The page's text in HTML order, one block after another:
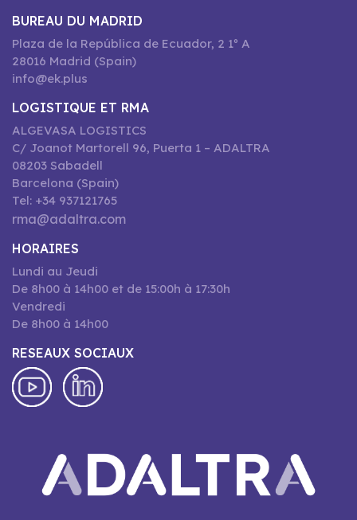
BUREAU DU MADRID
Plaza de la República de Ecuador, 2 1º A
28016 Madrid (Spain)
info@ek.plus
LOGISTIQUE ET RMA
ALGEVASA LOGISTICS
C/ Joanot Martorell 96, Puerta 1 – ADALTRA
08203 Sabadell
Barcelona (Spain)
Tel: +34 937121765
rma@adaltra.com
HORAIRES
Lundi au Jeudi
De 8h00 à 14h00 et de 15:00h à 17:30h
Vendredi
De 8h00 à 14h00
RESEAUX SOCIAUX